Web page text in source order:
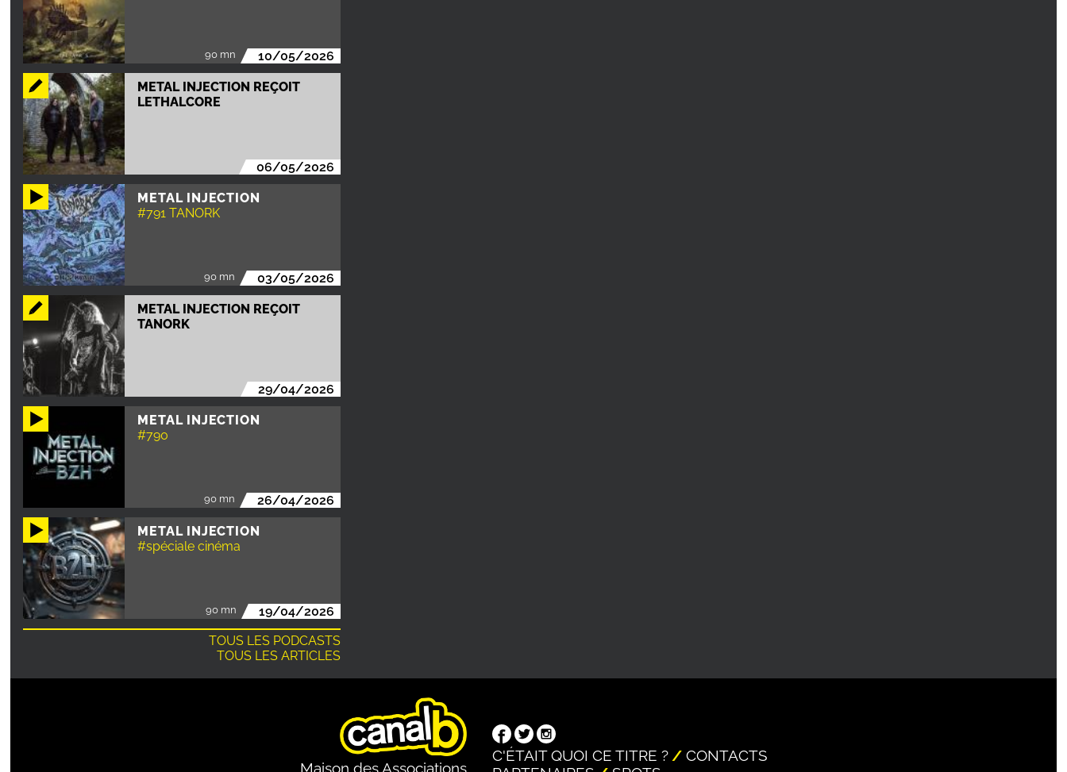
90 mn 10/05/2026
METAL INJECTION REÇOIT
LETHALCORE
06/05/2026
METAL INJECTION
#791 TANORK
90 mn 03/05/2026
METAL INJECTION REÇOIT
TANORK
29/04/2026
METAL INJECTION
#790
90 mn 26/04/2026
METAL INJECTION
#spéciale cinéma
90 mn
19/04/2026
TOUS LES PODCASTS
TOUS LES ARTICLES
Maison des Associations
C'ÉTAIT QUOI CE TITRE ?
CONTACTS